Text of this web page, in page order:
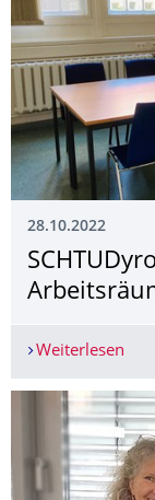
28.10.2022
Weiterlesen